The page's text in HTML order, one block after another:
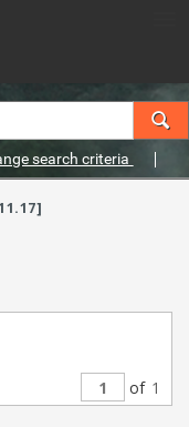
search criteria
of 1